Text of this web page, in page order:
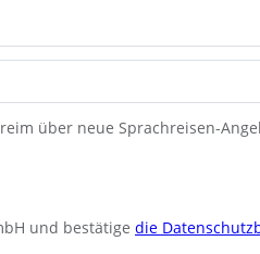
über neue Sprachreisen-
und bestätige die